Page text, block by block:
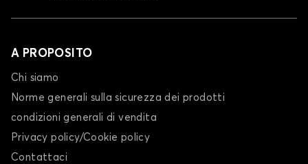
A PROPOSITO
Chi siamo
Norme generali sulla sicurezza dei prodotti
condizioni generali di vendita
Privacy policy/Cookie policy
Contattaci